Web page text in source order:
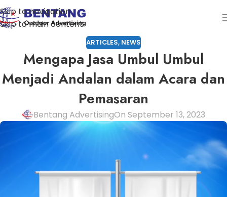
Skip to navigation
Skip to main content
ARTICLES, NEWS
Mengapa Jasa Umbul Umbul
Menjadi Andalan dalam Acara dan
Pemasaran
Bentang AdvertisingOn September 13, 2023